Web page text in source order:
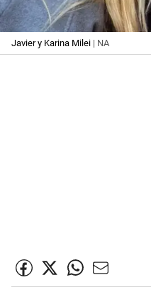
Javier y Karina Milei | NA